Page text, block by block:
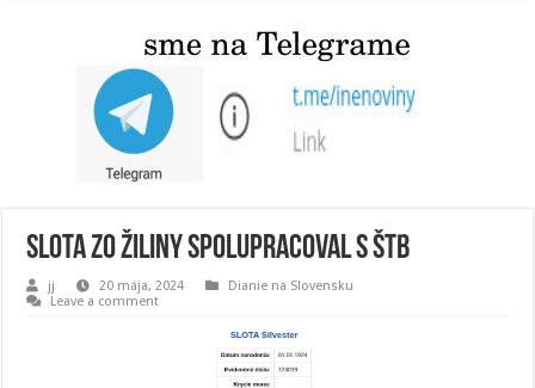
Slota zo Žiliny spolupracoval s ŠTB
jj 20 mája, 2024
Dianie na Slovensku
Leave a comment